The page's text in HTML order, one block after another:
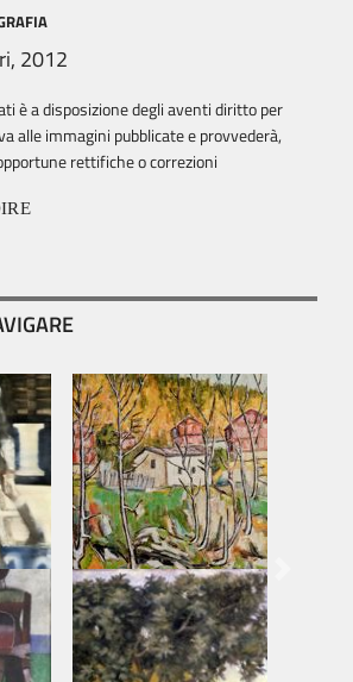
2012
è a disposizione degli aventi diritto per
alle immagini pubblicate e provvederà,
rettifiche o correzioni